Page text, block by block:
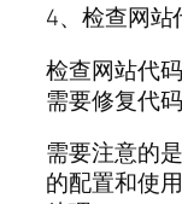
4、检查网站
检查网站代
需要修复代码
需要注意的
的配置和使